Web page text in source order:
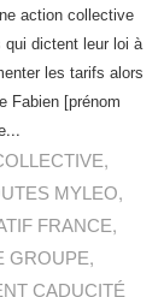
action collective
dictent leur loi à
les tarifs alors
Fabien [prénom
,
MYLEO,
FRANCE,
GROUPE,